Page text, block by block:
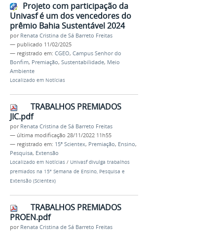
Projeto com participação da
Univasf é um dos vencedores do
prêmio Bahia Sustentável 2024
por Renata Cristina de Sá Barreto Freitas
— publicado 11/02/2025
— registrado em: CGEO, Campus Senhor do
Bonfim, Premiação, Sustentabilidade, Meio
Ambiente
Localizado em Notícias
TRABALHOS PREMIADOS
JIC.pdf
por Renata Cristina de Sá Barreto Freitas
— última modificação 28/11/2022 11h55
— registrado em: 15ª Scientex, Premiação, Ensino,
Pesquisa, Extensão
Localizado em Notícias / Univasf divulga trabalhos
premiados na 15ª Semana de Ensino, Pesquisa e
Extensão (Scientex)
TRABALHOS PREMIADOS
PROEN.pdf
por Renata Cristina de Sá Barreto Freitas